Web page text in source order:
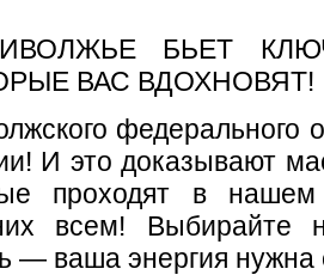
БЬЕТ
ВАС ВДОХНОВЯТ!
федерального
И это доказывают
проходят в
всем! Выбирайте
— ваша энергия нужна